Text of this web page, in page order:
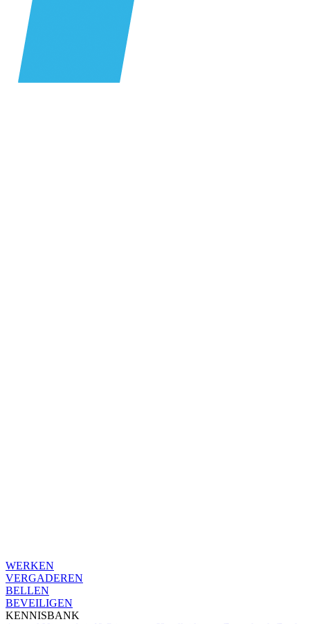
WERKEN
VERGADEREN
BELLEN
BEVEILIGEN
KENNISBANK